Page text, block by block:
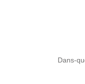
Dans-